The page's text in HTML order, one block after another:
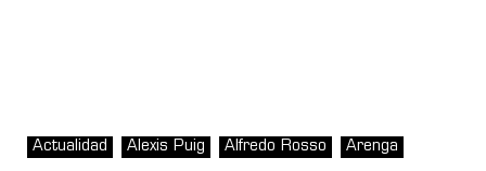
Actualidad Alexis Puig Alfredo Rosso Arenga